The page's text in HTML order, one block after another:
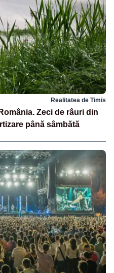
Realitatea de Timis
Zeci de râuri din
până sâmbătă